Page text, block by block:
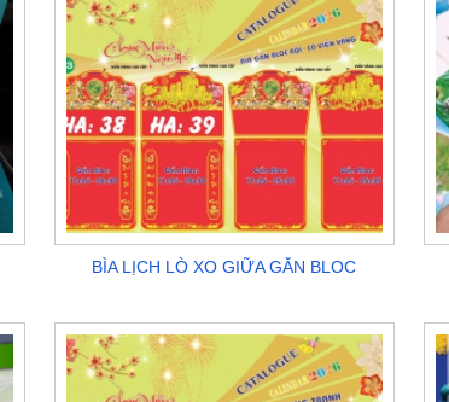
BÌA LỊCH LÒ XO GIỮA GẮN BLOC